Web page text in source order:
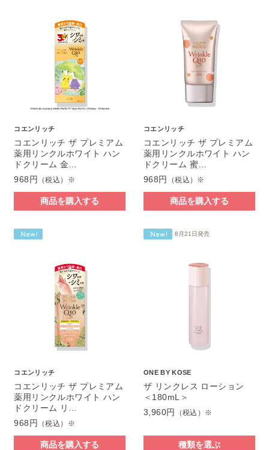
コエンリッチ
コエンリッチ ザ プレミアム
薬用リンクルホワイト ハン
ドクリーム 金…
968円
（税込）※
商品を購入する
コエンリッチ
コエンリッチ ザ プレミアム
薬用リンクルホワイト ハン
ドクリーム 蜜…
968円
（税込）※
商品を購入する
コエンリッチ
コエンリッチ ザ プレミアム
薬用リンクルホワイト ハン
ドクリーム リ…
968円 （税込）※
商品を購入する
8月21日発売
ONE BY KOSE
ザ リンクレス ローション
＜180mL＞
3,960円
（税込）※
種類を選ぶ